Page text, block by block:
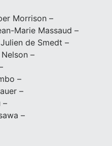
Morrison –
Marie Massaud –
de Smedt –
–
–
–
–
–